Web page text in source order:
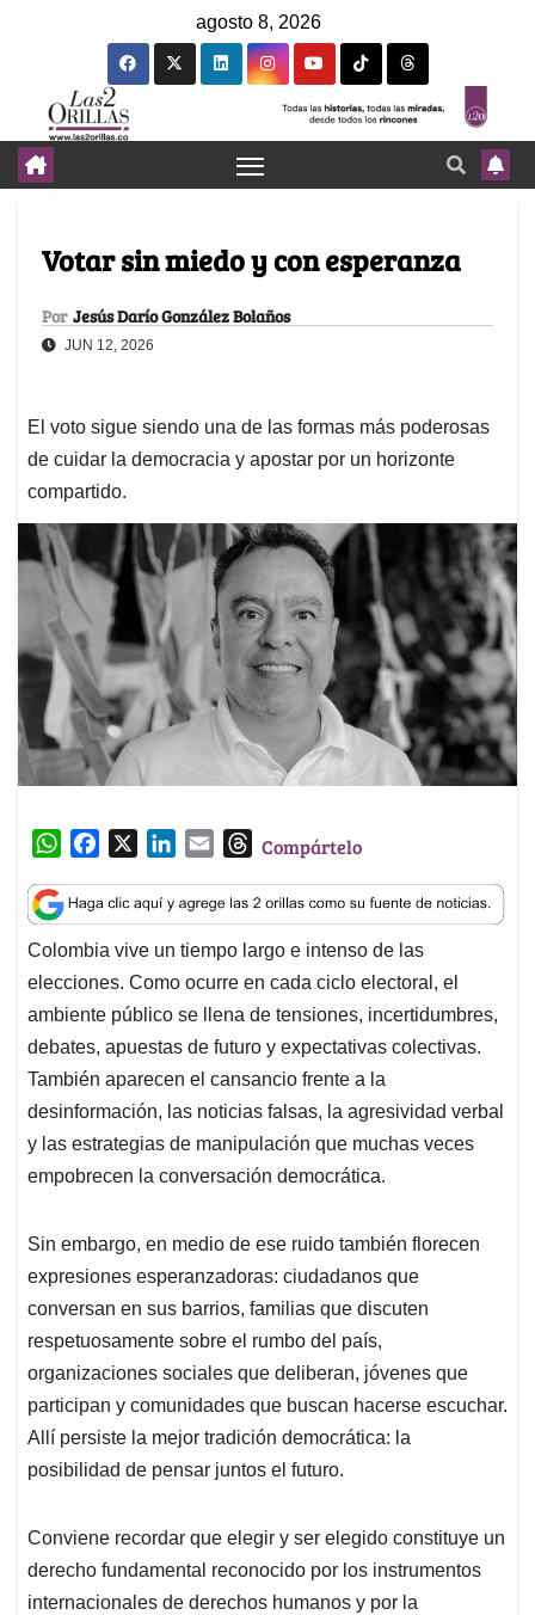
agosto 8, 2026
Votar sin miedo y con esperanza
Por Jesús Darío González Bolaños
JUN 12, 2026
El voto sigue siendo una de las formas más poderosas
de cuidar la democracia y apostar por un horizonte
compartido.
W
a
t
s
A
p
p
c
e
b
o
o
k
n
k
e
d
I
n
a
i
l
T
r
e
a
d
s
Compártelo
Colombia vive un tiempo largo e intenso de las
elecciones. Como ocurre en cada ciclo electoral, el
ambiente público se llena de tensiones, incertidumbres,
debates, apuestas de futuro y expectativas colectivas.
También aparecen el cansancio frente a la
desinformación, las noticias falsas, la agresividad verbal
y las estrategias de manipulación que muchas veces
empobrecen la conversación democrática.
Sin embargo, en medio de ese ruido también florecen
expresiones esperanzadoras: ciudadanos que
conversan en sus barrios, familias que discuten
respetuosamente sobre el rumbo del país,
organizaciones sociales que deliberan, jóvenes que
participan y comunidades que buscan hacerse escuchar.
Allí persiste la mejor tradición democrática: la
posibilidad de pensar juntos el futuro.
Conviene recordar que elegir y ser elegido constituye un
derecho fundamental reconocido por los instrumentos
internacionales de derechos humanos y por la